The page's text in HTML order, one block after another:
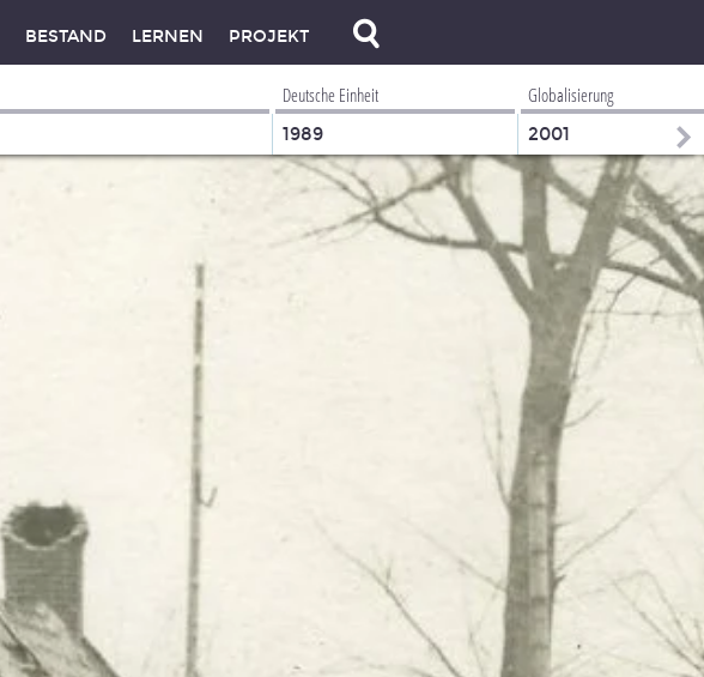
BESTAND LERNEN PROJEKT
Deutsche Einheit
1989
Globalisierung
2001